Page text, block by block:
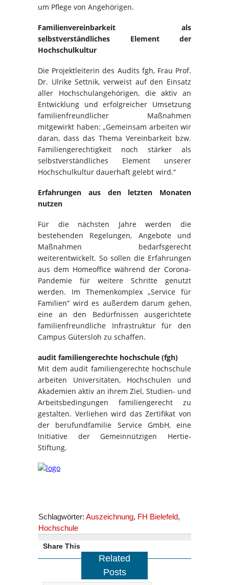
um Pflege von Angehörigen.
Familienvereinbarkeit als
selbstverständliches Element der
Hochschulkultur
Die Projektleiterin des Audits fgh, Frau Prof.
Dr. Ulrike Settnik, verweist auf den Einsatz
aller Hochschulangehörigen, die aktiv an
Entwicklung und erfolgreicher Umsetzung
fa­mi­lien­freundlicher Maßnahmen
mitgewirkt haben: „Gemeinsam arbeiten wir
daran, dass das Thema Vereinbarkeit bzw.
Familiengerechtigkeit noch stärker als
selbst­ver­ständliches Element unserer
Hochschulkultur dauerhaft gelebt wird.“
Erfahrungen aus den letzten Monaten
nutzen
Für die nächsten Jahre werden die
bestehenden Regelungen, Angebote und
Maßnahmen bedarfs­ge­recht
weiterentwickelt. So sollen die Erfahrungen
aus dem Homeoffice während der Corona-
Pandemie für weitere Schritte genutzt
werden. Im Themenkomplex „Service für
Familien“ wird es außerdem darum gehen,
eine an den Bedürfnissen ausgerichtete
familienfreundliche Infrastruktur für den
Campus Gütersloh zu schaffen.
audit familiengerechte hochschule (fgh)
Mit dem audit familiengerechte hochschule
arbeiten Universitäten, Hochschulen und
Akademien aktiv an ihrem Ziel, Studien- und
Arbeitsbedingungen familiengerecht zu
gestalten. Verliehen wird das Zertifikat von
der berufundfamilie Service GmbH, eine
Initiative der Gemeinnützigen Hertie-
Stiftung.
Schlagwörter: Auszeichnung, FH Bielefeld,
Hochschule
Share This
Related
Posts